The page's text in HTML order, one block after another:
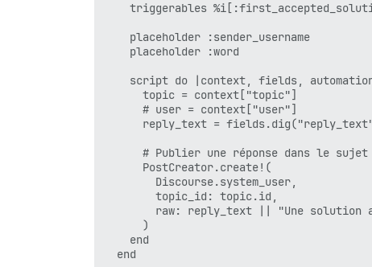
triggerables
    placeholder :sender_username
    placeholder :word
script do |context, fields,
      topic = context["topic"]
      # user = context["user"]
reply_text =
# Publier une réponse dans le
      PostCreator.create!(
        Discourse.system_user,
        topic_id: topic.id,
raw: reply_text || "Une solution
      )
    end